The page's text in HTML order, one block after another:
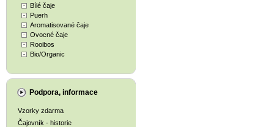
Bílé čaje
Puerh
Aromatisované čaje
Ovocné čaje
Rooibos
Bio/Organic
Podpora, informace
Vzorky zdarma
Čajovník - historie